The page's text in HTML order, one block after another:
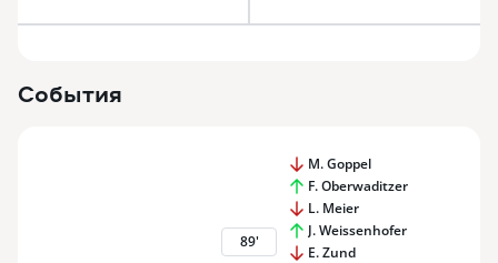
События
89'
M. Goppel
F. Oberwaditzer
L. Meier
J. Weissenhofer
E. Zund